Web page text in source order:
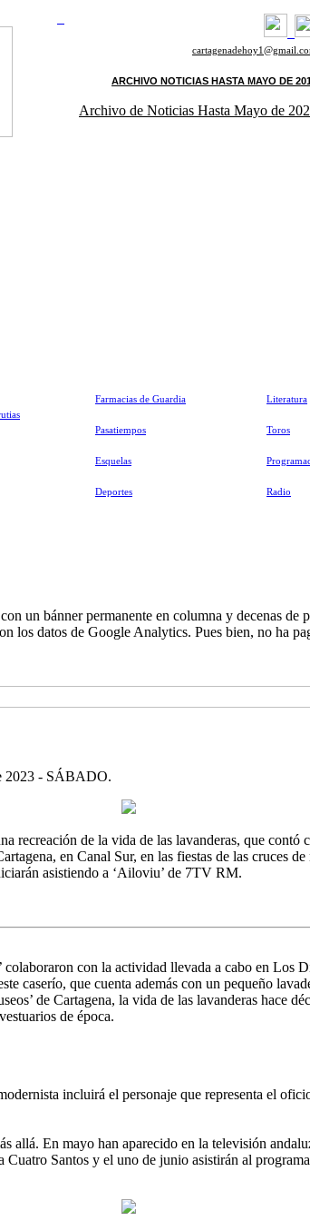
ARCHIVO NOTICIAS HASTA MAYO DE
Archivo de Noticias Hasta Mayo de
Farmacias de Guardia
Pasatiempos
Esquelas
Deportes
Literatura
Toros
Radio
un bánner permanente en columna y decenas
datos de Google Analytics. Pues bien, no ha
2023 - SÁBADO.
recreación de la vida de las lavanderas, que
en Canal Sur, en las fiestas de las cruces
asistiendo a ‘Ailoviu’ de 7TV RM.
con la actividad llevada a cabo en Los
caserío, que cuenta además con un pequeño
de Cartagena, la vida de las lavanderas hace
de época.
incluirá el personaje que representa el
allá. En mayo han aparecido en la televisión
Santos y el uno de junio asistirán al